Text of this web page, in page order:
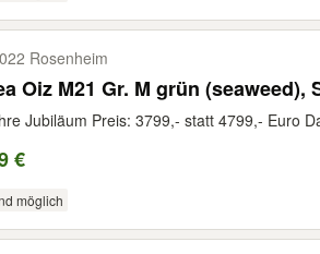
Rosenheim
Oiz M21 Gr. M grün (seaweed),
Jubiläum Preis: 3799,- statt 4799,- Euro
€
möglich